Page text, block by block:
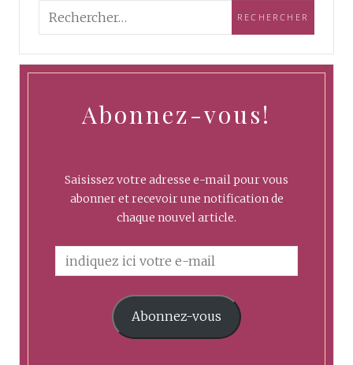
Abonnez-vous!
Saisissez votre adresse e-mail pour vous
abonner et recevoir une notification de
chaque nouvel article.
Abonnez-vous